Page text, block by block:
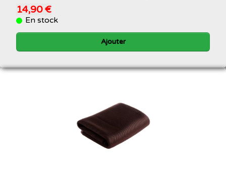
14,90 €
En stock
Ajouter